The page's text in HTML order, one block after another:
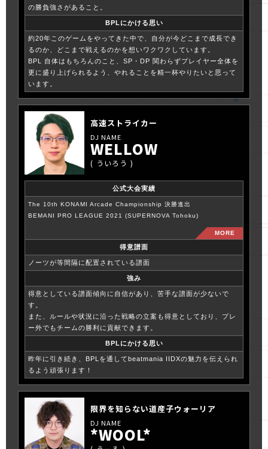
の勝負強さがあること。
BPLにかける思い
約20年このゲームをやってきた中で、自分が今どこまで成長でき
るのか、どこまで戦えるのかを想いワクワクしています。
BPL 自体はもちろんのこと、SP・DP 関わらずプレイヤー全体を
更に盛り上げられるよう、やれることを精一杯やりたいと思って
います。
高速ストライカー
WELLOW
ういろう
公式大会実績
The 10th KONAMI Arcade Championship 決勝進出
BEMANI PRO LEAGUE 2021 (SUPERNOVA Tohoku)
得意譜面
ノーツが等間隔に配置されている譜面
強み
得意としている譜面傾向に自信があり、苦手な譜面が少ないで
す。
また、ルールや状況に沿った戦略の立案も得意としており、プレ
ー外でもチームの勝利に貢献できます。
BPLにかける思い
昨年に引き続き、BPLを通してbeatmania IIDXの魅力を伝えられ
るよう頑張ります！
限界を知らない道産子ウォーリア
*WOOL*